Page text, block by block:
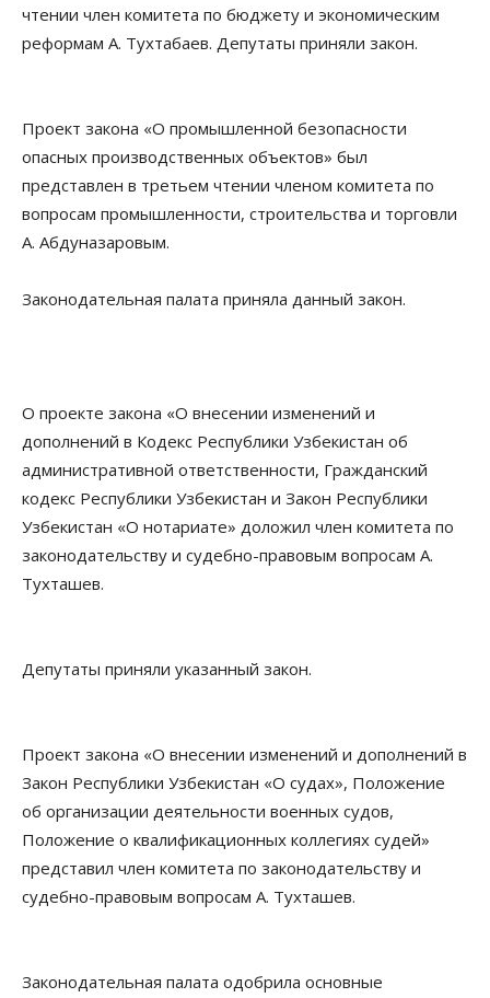
чтении член комитета по бюджету и экономическим
реформам А. Тухтабаев. Депутаты приняли закон.
Проект закона «О промышленной безопасности
опасных производственных объектов» был
представлен в третьем чтении членом комитета по
вопросам промышленности, строительства и торговли
А. Абдуназаровым.
Законодательная палата приняла данный закон.
О проекте закона «О внесении изменений и
дополнений в Кодекс Республики Узбекистан об
административной ответственности, Гражданский
кодекс Республики Узбекистан и Закон Республики
Узбекистан «О нотариате» доложил член комитета по
законодательству и судебно-правовым вопросам А.
Тухташев.
Депутаты приняли указанный закон.
Проект закона «О внесении изменений и дополнений в
Закон Республики Узбекистан «О судах», Положение
об организации деятельности военных судов,
Положение о квалификационных коллегиях судей»
представил член комитета по законодательству и
судебно-правовым вопросам А. Тухташев.
Законодательная палата одобрила основные